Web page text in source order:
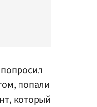
попали
который